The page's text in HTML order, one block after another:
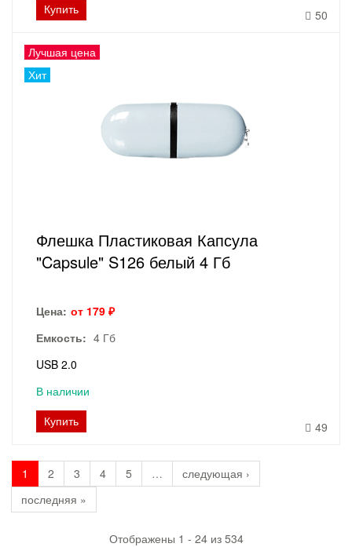
Купить
50
Лучшая цена
Хит
Флешка Пластиковая Капсула
"Capsule" S126 белый 4 Гб
Цена: от 179 ₽
Емкость: 4 Гб
USB 2.0
В наличии
Купить
49
1 2 3 4 5 …
следующая ›
последняя »
Отображены 1 - 24 из 534